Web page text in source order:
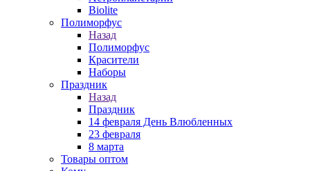
Biolite
Полиморфус
Назад
Полиморфус
Красители
Наборы
Праздник
Назад
Праздник
14 февраля День Влюбленных
23 февраля
8 марта
Товары оптом